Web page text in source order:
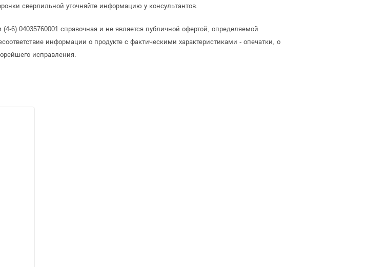
сверлильной уточняйте информацию у консультантов.
6) 04035760001 справочная и не является публичной офертой, определяемой
информации о продукте с фактическими характеристиками - опечатки, о
исправления.